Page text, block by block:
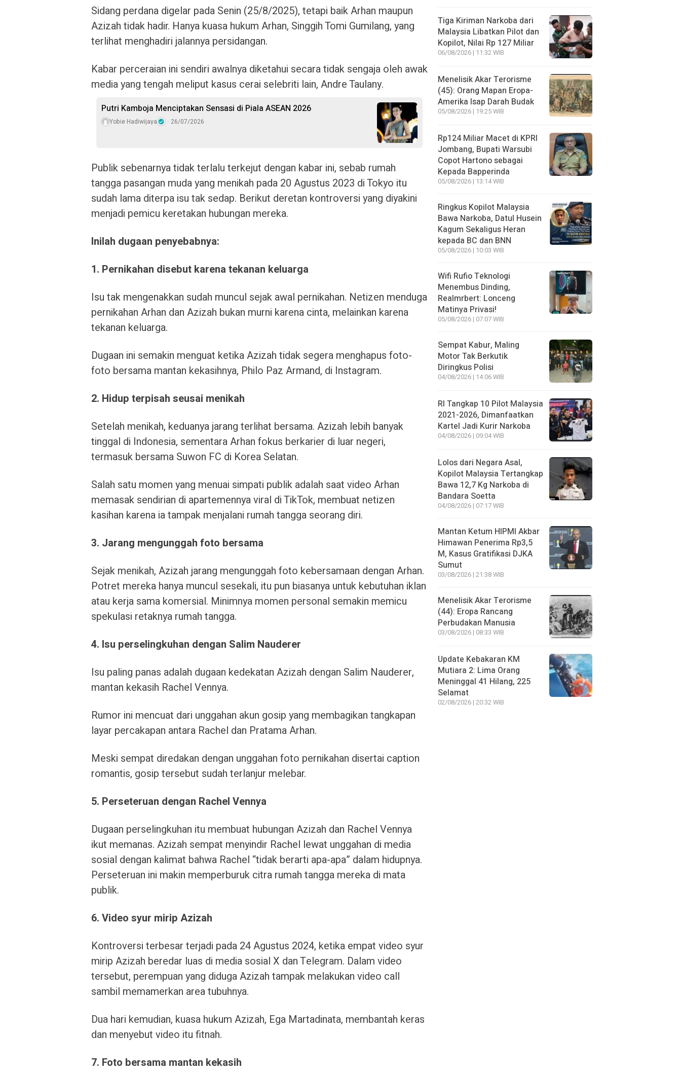
Sidang perdana digelar pada Senin (25/8/2025), tetapi baik Arhan maupun
Azizah tidak hadir. Hanya kuasa hukum Arhan, Singgih Tomi Gumilang, yang
terlihat menghadiri jalannya persidangan.
Kabar perceraian ini sendiri awalnya diketahui secara tidak sengaja oleh awak
media yang tengah meliput kasus cerai selebriti lain, Andre Taulany.
Putri Kamboja Menciptakan Sensasi di Piala ASEAN 2026
Yobie Hadiwijaya 26/07/2026
Publik sebenarnya tidak terlalu terkejut dengan kabar ini, sebab rumah
tangga pasangan muda yang menikah pada 20 Agustus 2023 di Tokyo itu
sudah lama diterpa isu tak sedap. Berikut deretan kontroversi yang diyakini
menjadi pemicu keretakan hubungan mereka.
Inilah dugaan penyebabnya:
1. Pernikahan disebut karena tekanan keluarga
Isu tak mengenakkan sudah muncul sejak awal pernikahan. Netizen menduga
pernikahan Arhan dan Azizah bukan murni karena cinta, melainkan karena
tekanan keluarga.
Dugaan ini semakin menguat ketika Azizah tidak segera menghapus foto-
foto bersama mantan kekasihnya, Philo Paz Armand, di Instagram.
2. Hidup terpisah seusai menikah
Setelah menikah, keduanya jarang terlihat bersama. Azizah lebih banyak
tinggal di Indonesia, sementara Arhan fokus berkarier di luar negeri,
termasuk bersama Suwon FC di Korea Selatan.
Salah satu momen yang menuai simpati publik adalah saat video Arhan
memasak sendirian di apartemennya viral di TikTok, membuat netizen
kasihan karena ia tampak menjalani rumah tangga seorang diri.
3. Jarang mengunggah foto bersama
Sejak menikah, Azizah jarang mengunggah foto kebersamaan dengan Arhan.
Potret mereka hanya muncul sesekali, itu pun biasanya untuk kebutuhan iklan
atau kerja sama komersial. Minimnya momen personal semakin memicu
spekulasi retaknya rumah tangga.
4. Isu perselingkuhan dengan Salim Nauderer
Isu paling panas adalah dugaan kedekatan Azizah dengan Salim Nauderer,
mantan kekasih Rachel Vennya.
Rumor ini mencuat dari unggahan akun gosip yang membagikan tangkapan
layar percakapan antara Rachel dan Pratama Arhan.
Meski sempat diredakan dengan unggahan foto pernikahan disertai caption
romantis, gosip tersebut sudah terlanjur melebar.
5. Perseteruan dengan Rachel Vennya
Dugaan perselingkuhan itu membuat hubungan Azizah dan Rachel Vennya
ikut memanas. Azizah sempat menyindir Rachel lewat unggahan di media
sosial dengan kalimat bahwa Rachel “tidak berarti apa-apa” dalam hidupnya.
Perseteruan ini makin memperburuk citra rumah tangga mereka di mata
publik.
6. Video syur mirip Azizah
Kontroversi terbesar terjadi pada 24 Agustus 2024, ketika empat video syur
mirip Azizah beredar luas di media sosial X dan Telegram. Dalam video
tersebut, perempuan yang diduga Azizah tampak melakukan video call
sambil memamerkan area tubuhnya.
Dua hari kemudian, kuasa hukum Azizah, Ega Martadinata, membantah keras
dan menyebut video itu fitnah.
7. Foto bersama mantan kekasih
Tiga Kiriman Narkoba dari
Malaysia Libatkan Pilot dan
Kopilot, Nilai Rp 127 Miliar
06/08/2026 | 11:32 WIB
Menelisik Akar Terorisme
(45): Orang Mapan Eropa-
Amerika Isap Darah Budak
05/08/2026 | 19:25 WIB
Rp124 Miliar Macet di KPRI
Jombang, Bupati Warsubi
Copot Hartono sebagai
Kepada Bapperinda
05/08/2026 | 13:14 WIB
Ringkus Kopilot Malaysia
Bawa Narkoba, Datul Husein
Kagum Sekaligus Heran
kepada BC dan BNN
05/08/2026 | 10:03 WIB
Wifi Rufio Teknologi
Menembus Dinding,
Realmrbert: Lonceng
Matinya Privasi!
05/08/2026 | 07:07 WIB
Sempat Kabur, Maling
Motor Tak Berkutik
Diringkus Polisi
04/08/2026 | 14:06 WIB
RI Tangkap 10 Pilot Malaysia
2021-2026, Dimanfaatkan
Kartel Jadi Kurir Narkoba
04/08/2026 | 09:04 WIB
Lolos dari Negara Asal,
Kopilot Malaysia Tertangkap
Bawa 12,7 Kg Narkoba di
Bandara Soetta
04/08/2026 | 07:17 WIB
Mantan Ketum HIPMI Akbar
Himawan Penerima Rp3,5
M, Kasus Gratifikasi DJKA
Sumut
03/08/2026 | 21:38 WIB
Menelisik Akar Terorisme
(44): Eropa Rancang
Perbudakan Manusia
03/08/2026 | 08:33 WIB
Update Kebakaran KM
Mutiara 2: Lima Orang
Meninggal 41 Hilang, 225
Selamat
02/08/2026 | 20:32 WIB